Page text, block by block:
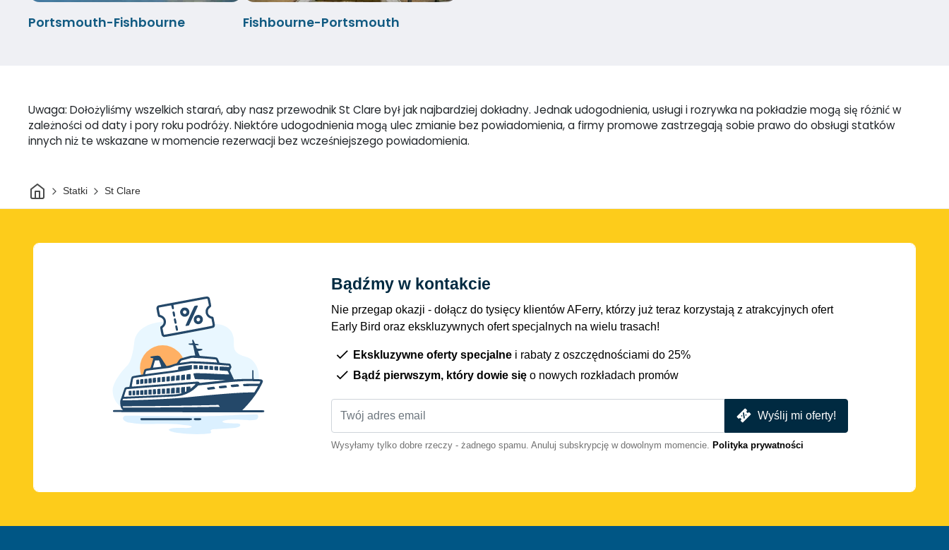
Portsmouth-Fishbourne Fishbourne-Portsmouth
Uwaga: Dołożyliśmy wszelkich starań, aby nasz przewodnik St Clare był jak najbardziej dokładny. Jednak udogodnienia, usługi i rozrywka na pokładzie mogą się różnić w
zależności od daty i pory roku podróży. Niektóre udogodnienia mogą ulec zmianie bez powiadomienia, a firmy promowe zastrzegają sobie prawo do obsługi statków
innych niż te wskazane w momencie rezerwacji bez wcześniejszego powiadomienia.
DomStatki St Clare
Bądźmy w kontakcie
Nie przegap okazji - dołącz do tysięcy klientów AFerry, którzy już teraz korzystają z atrakcyjnych ofert
Early Bird oraz ekskluzywnych ofert specjalnych na wielu trasach!
Ekskluzywne oferty specjalne i rabaty z oszczędnościami do 25%
Bądź pierwszym, który dowie się o nowych rozkładach promów
Wyślij mi oferty!
Wysyłamy tylko dobre rzeczy - żadnego spamu. Anuluj subskrypcję w dowolnym momencie. Polityka prywatności